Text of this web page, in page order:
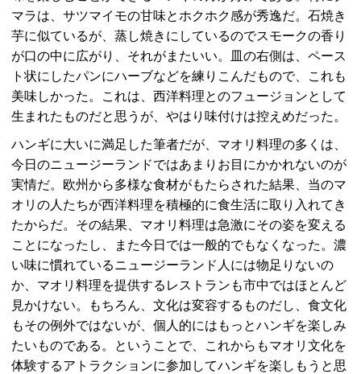
マラは、サツマイモの甘味とホクホク感が秀逸だ。石焼き
芋に似ているが、蒸し焼きにしているのでスモークの香り
が口の中に広がり、それがまたいい。皿の右側は、ペース
ト状にしたパンにハーブなどを練りこんだもので、これも
美味しかった。これは、西洋料理とのフュージョンとして
生まれたものだと思うが、やはり味付けは控えめだった。
ハンギに大いに満足した筆者だが、マオリ料理の多くは、
今日のニュージーランドではあまりお目にかかれないのが
実情だ。欧州から多様な食材がもたらされた結果、当のマ
オリの人たちが西洋料理を積極的に食生活に取り入れてき
たからだ。その結果、マオリ料理は急激にその姿を変える
ことになったし、また今日では一般的でもなくなった。濃
い味に慣れているニュージーランド人には物足りないの
か、マオリ料理を提供するレストランも市中ではほとんど
見かけない。もちろん、文化は変容するものだし、食文化
もその例外ではないが、個人的にはもっとハンギを楽しみ
たいものである。ということで、これからもマオリ文化を
体験するアトラクションに参加してハンギを楽しもうと思